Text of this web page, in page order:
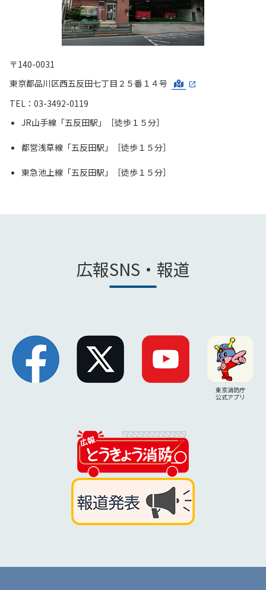
〒140-0031
東京都品川区西五反田七丁目２５番１４号
TEL：03-3492-0119
JR山手線「五反田駅」［徒歩１５分］
都営浅草線「五反田駅」［徒歩１５分］
東急池上線「五反田駅」［徒歩１５分］
広報SNS・報道
東京消防庁
公式アプリ